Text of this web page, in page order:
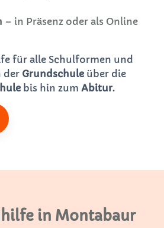
– in Präsenz oder als Online
für alle Schulformen und
der Grundschule über die
bis hin zum Abitur.
in Montabaur